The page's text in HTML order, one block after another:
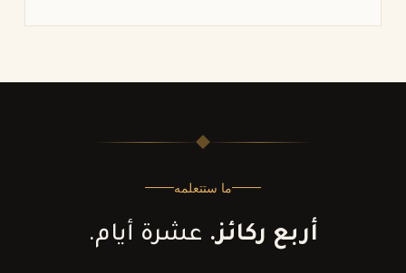
ما ستتعلمه
أربع ركائز. عشرة أيام.